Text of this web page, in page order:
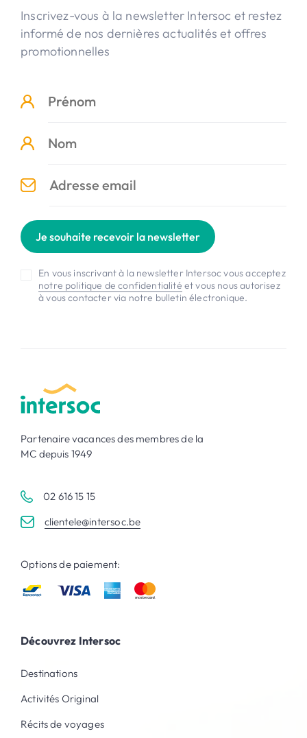
Inscrivez-vous à la newsletter Intersoc et restez
informé de nos dernières actualités et offres
promotionnelles
Je souhaite recevoir la newsletter
En vous inscrivant à la newsletter Intersoc vous acceptez
notre politique de confidentialité et vous nous autorisez
à vous contacter via notre bulletin électronique.
Partenaire vacances des membres de la
MC depuis 1949
02 616 15 15
clientele@intersoc.be
Options de paiement:
Découvrez Intersoc
Destinations
Activités Original
Récits de voyages